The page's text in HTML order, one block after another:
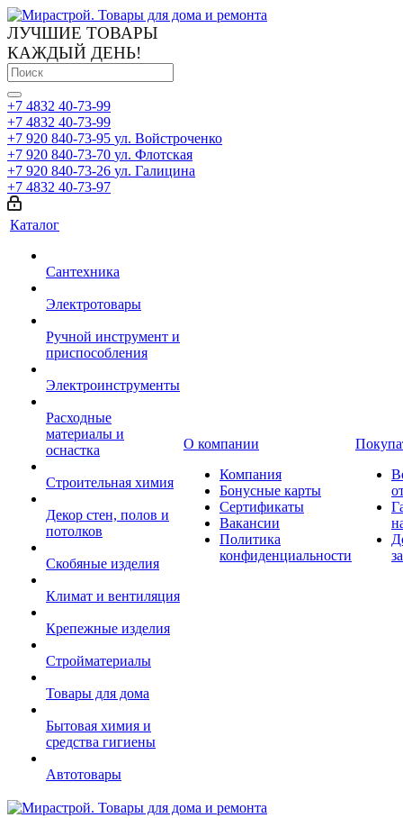
ЛУЧШИЕ ТОВАРЫ
КАЖДЫЙ ДЕНЬ!
+7 4832 40-73-99
+7 4832 40-73-99
+7 920 840-73-95 ул. Войстроченко
+7 920 840-73-70 ул. Флотская
+7 920 840-73-26 ул. Галицина
+7 4832 40-73-97
Каталог
Сантехника
Электротовары
Ручной инструмент и
приспособления
Электроинструменты
Расходные
материалы и
оснастка
Строительная химия
Декор стен, полов и
потолков
Скобяные изделия
Климат и вентиляция
Крепежные изделия
Стройматериалы
Товары для дома
Бытовая химия и
средства гигиены
Автотовары
О компании
Компания
Бонусные карты
Сертификаты
Вакансии
Политика
конфиденциальности